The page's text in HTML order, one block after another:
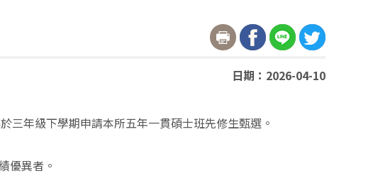
日期：2026-04-10
三年級下學期申請本所五年一貫碩士班先修生甄選。
優異者。